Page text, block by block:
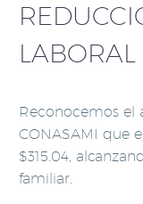
LABORAL
Reconocemos
CONASAMI que
$315.04,
familiar.